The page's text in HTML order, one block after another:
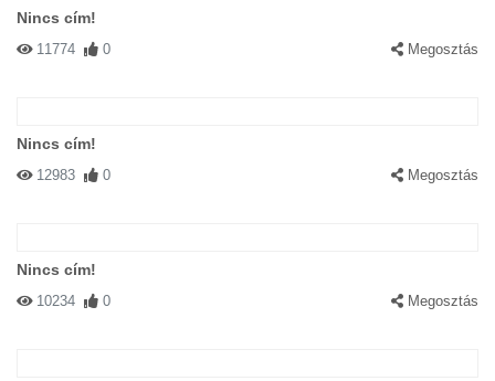
Nincs cím!
11774 0 Megosztás
Nincs cím!
12983 0 Megosztás
Nincs cím!
10234 0 Megosztás